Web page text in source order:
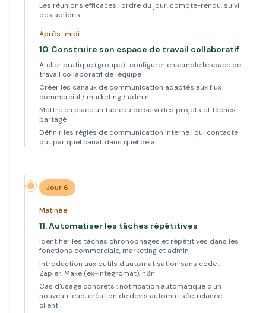
Les réunions efficaces : ordre du jour, compte-rendu, suivi
des actions
Après-midi
10. Construire son espace de travail collaboratif
Atelier pratique (groupe) : configurer ensemble l'espace de
travail collaboratif de l'équipe
Créer les canaux de communication adaptés aux flux
commercial / marketing / admin
Mettre en place un tableau de suivi des projets et tâches
partagé
Définir les règles de communication interne : qui contacte
qui, par quel canal, dans quel délai
Jour 6
Matinée
11.Automatiser les tâches répétitives
Identifier les tâches chronophages et répétitives dans les
fonctions commerciale, marketing et admin
Introduction aux outils d'automatisation sans code :
Zapier, Make (ex-Integromat), n8n
Cas d'usage concrets : notification automatique d'un
nouveau lead, création de devis automatisée, relance
client